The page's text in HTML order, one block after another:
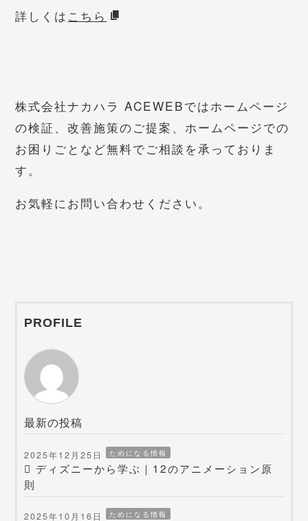
詳しくは こちら
株式会社ナカハラ ACEWEBではホームページ
の検証、改善施策のご提案、ホームページでの
お困りごとなど無料でご相談を承っておりま
す。
お気軽にお問い合わせください。
PROFILE
最新の投稿
2025年12月25日 ためになる情報
ディズニーから学ぶ｜12のアニメーション原
則
2025年10月16日 ためになる情報